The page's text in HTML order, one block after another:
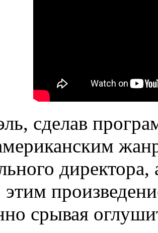
сделав
директора,
срывая